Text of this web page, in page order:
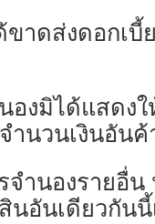
ดอกเบี้ยมา
สดงให้เป็
นวนเงินอันค้
รายอื่น ห
นอันเดียวกันนี้